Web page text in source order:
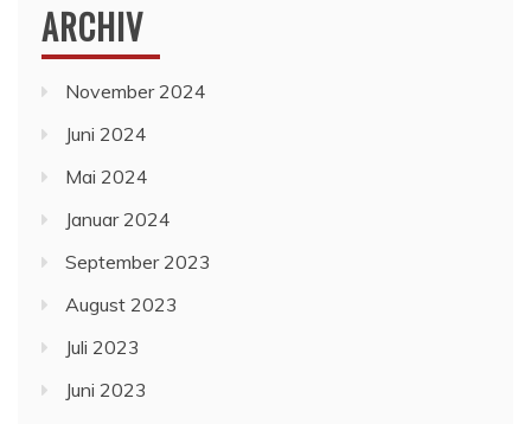
ARCHIV
November 2024
Juni 2024
Mai 2024
Januar 2024
September 2023
August 2023
Juli 2023
Juni 2023